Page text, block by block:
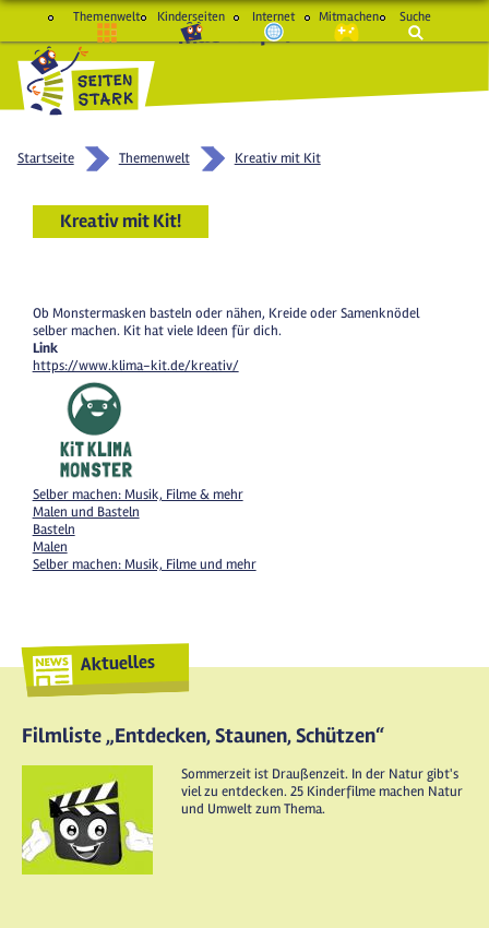
Themenwelt Kinderseiten Internet Mitmachen Suche
macht Spaß und schlau
Startseite Themenwelt Kreativ mit Kit
Kreativ mit Kit!
Ob Monstermasken basteln oder nähen, Kreide oder Samenknödel
selber machen. Kit hat viele Ideen für dich.
Link
https://www.klima-kit.de/kreativ/
Selber machen: Musik, Filme & mehr
Malen und Basteln
Basteln
Malen
Selber machen: Musik, Filme und mehr
Aktuelles
Filmliste „Entdecken, Staunen, Schützen“
Sommerzeit ist Draußenzeit. In der Natur gibt's
viel zu entdecken. 25 Kinderfilme machen Natur
und Umwelt zum Thema.